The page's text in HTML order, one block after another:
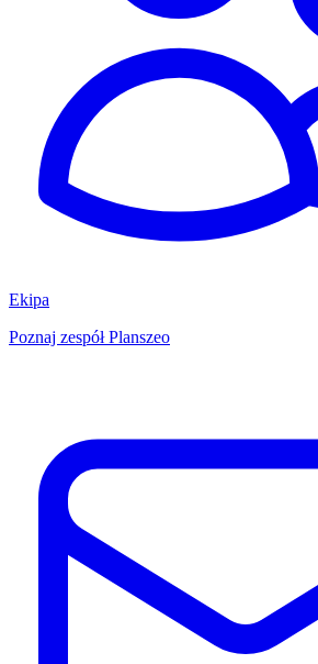
Ekipa
Poznaj zespół Planszeo